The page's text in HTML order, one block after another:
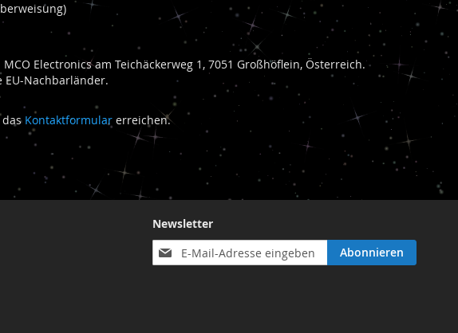
Electronics am Teichäckerweg 1, 7051 Großhöflein, Österreich.
Nachbarländer.
Kontaktformular erreichen.
Newsletter
Anmeldung
zum
Abonnieren